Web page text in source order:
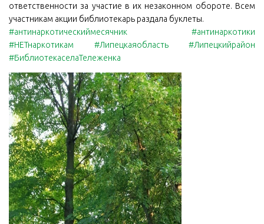
ответственности за участие в их незаконном обороте. Всем
участникам акции библиотекарь раздала буклеты.
#антинаркотическиймесячник
#антинаркотики
#НЕТнаркотикам
#Липецкаяобласть
#Липецкийрайон
#БиблиотекаселаТележенка